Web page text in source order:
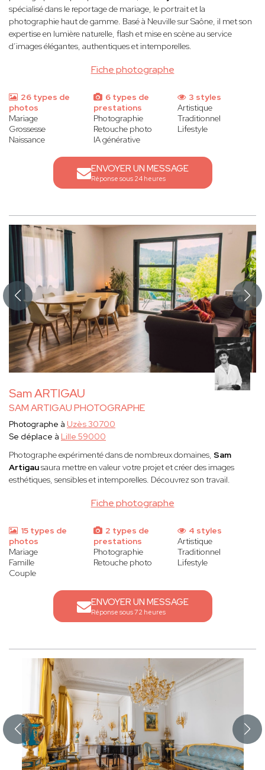
Fiche photographe
spécialisé dans le reportage de mariage, le portrait et la
photographie haut de gamme. Basé à Neuville sur Saône, il met son
expertise en lumière naturelle, flash et mise en scène au service
d’images élégantes, authentiques et intemporelles.
26 types de
photos
Mariage
Grossesse
Naissance
6 types de
prestations
Photographie
Retouche photo
IA générative
3 styles
Artistique
Traditionnel
Lifestyle
ENVOYER UN MESSAGE
Réponse sous 24 heures
Sam ARTIGAU
SAM ARTIGAU PHOTOGRAPHE
Fiche photographe
Photographe à Uzès 30700
Se déplace à Lille 59000
Photographe expérimenté dans de nombreux domaines, Sam
Artigausaura mettre en valeur votre projet et créer des images
esthétiques, sensibles et intemporelles. Découvrez son travail.
15 types de
photos
Mariage
Famille
Couple
2 types de
prestations
Photographie
Retouche photo
4 styles
Artistique
Traditionnel
Lifestyle
ENVOYER UN MESSAGE
Réponse sous 72 heures